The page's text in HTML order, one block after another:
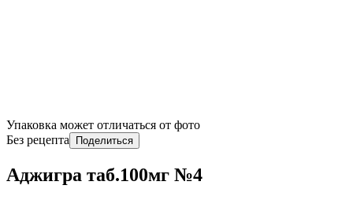
Упаковка может отличаться от фото
Без рецепта
Поделиться
Аджигра таб.100мг №4